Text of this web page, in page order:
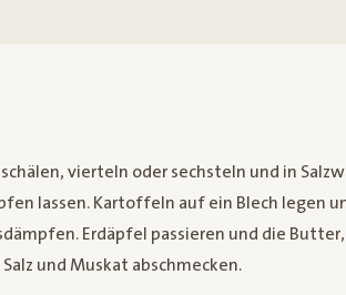
vierteln oder sechsteln und in
lassen. Kartoffeln auf ein Blech legen
Erdäpfel passieren und die
und Muskat abschmecken.